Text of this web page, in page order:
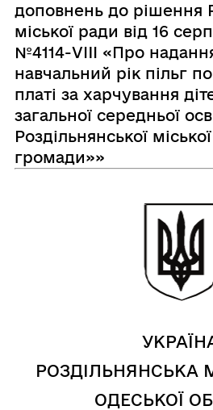
доповнень до рішення
міської ради від 16
№4114-VIII «Про
навчальний рік пільг по
платі за харчування
загальної середньої
Роздільнянської
громади»»
РОЗДІЛЬНЯНСЬКА
ОДЕСЬКОЇ